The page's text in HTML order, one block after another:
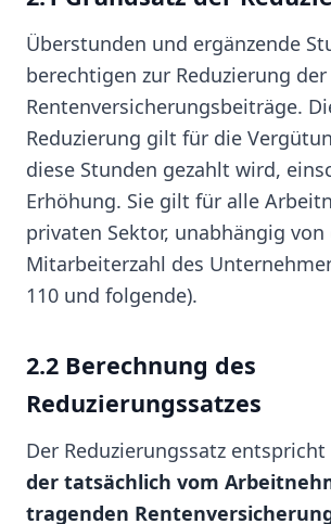
Überstunden und ergänzende
berechtigen zur Reduzierung der
Rentenversicherungsbeiträge.
Reduzierung gilt für die
diese Stunden gezahlt wird,
Erhöhung. Sie gilt für alle
privaten Sektor, unabhängig von
Mitarbeiterzahl des
110 und folgende).
2.2 Berechnung des
Reduzierungssatzes
Der Reduzierungssatz entspricht
der tatsächlich vom
tragenden